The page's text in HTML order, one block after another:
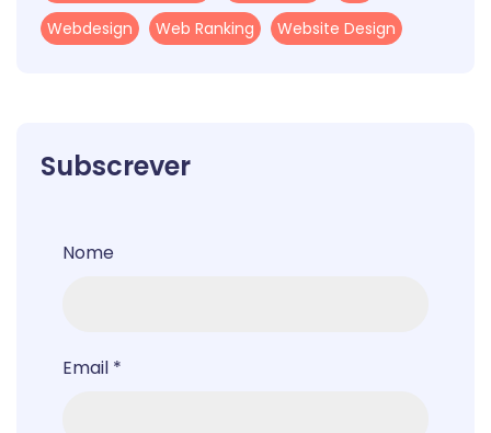
Webdesign
Web Ranking Website Design
Subscrever
Nome
Email *